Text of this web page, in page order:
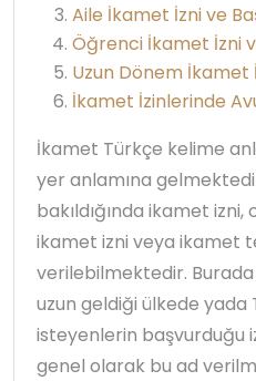
Aile İkamet İzni ve
Öğrenci İkamet İzni
Uzun Dönem İkamet
İkamet İzinlerinde
İkamet Türkçe kelime
yer anlamına
bakıldığında ikamet
ikamet izni veya ikamet
verilebilmektedir.
uzun geldiği ülkede yada
isteyenlerin başvurduğu
genel olarak bu ad